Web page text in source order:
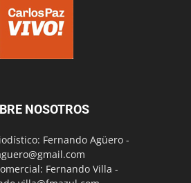
NOSOTROS
Fernando Agüero -
Fernando Villa -